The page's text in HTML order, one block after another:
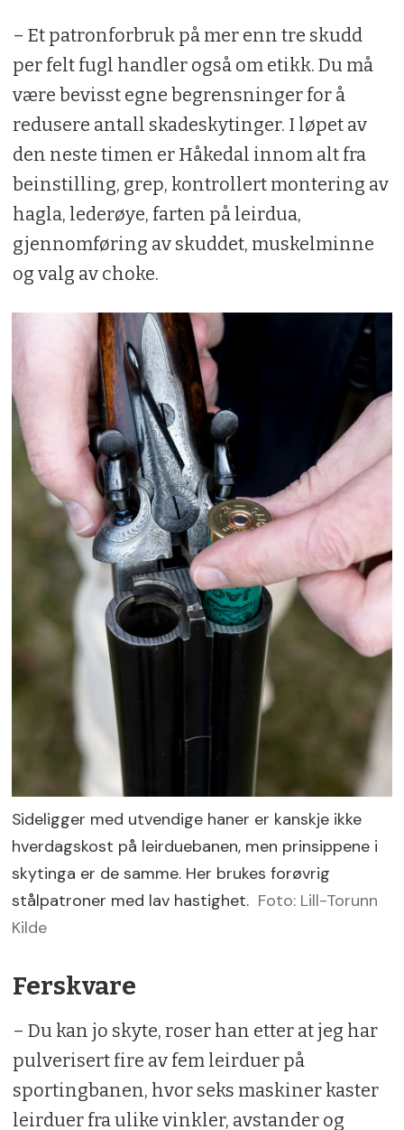
– Et patronforbruk på mer enn tre skudd
per felt fugl handler også om etikk. Du må
være bevisst egne begrensninger for å
redusere antall skadeskytinger. I løpet av
den neste timen er Håkedal innom alt fra
beinstilling, grep, kontrollert montering av
hagla, lederøye, farten på leirdua,
gjennomføring av skuddet, muskelminne
og valg av choke.
Sideligger med utvendige haner er kanskje ikke
hverdagskost på leirduebanen, men prinsippene i
skytinga er de samme. Her brukes forøvrig
stålpatroner med lav hastighet. Foto: Lill-Torunn
Kilde
Ferskvare
– Du kan jo skyte, roser han etter at jeg har
pulverisert fire av fem leirduer på
sportingbanen, hvor seks maskiner kaster
leirduer fra ulike vinkler, avstander og